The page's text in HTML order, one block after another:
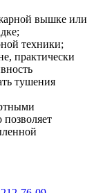
вышке или
техники;
практически
тушения